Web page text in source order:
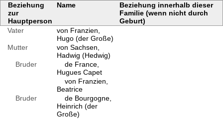
Beziehung
zur
Hauptperson
Name
Beziehung innerhalb dieser
Familie (wenn nicht durch
Geburt)
Vater
von Franzien,
Hugo (der Große)
Mutter
von Sachsen,
Hadwig (Hedwig)
Bruder
de France,
Hugues Capet
von Franzien,
Beatrice
Bruder
de Bourgogne,
Heinrich (der
Große)